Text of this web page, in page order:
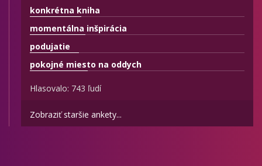
konkrétna kniha
momentálna inšpirácia
podujatie
pokojné miesto na oddych
Hlasovalo: 743 ľudí
Zobraziť staršie ankety...